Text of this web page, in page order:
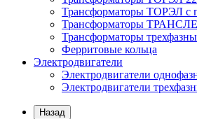
Трансформаторы ТОРЭЛ с
Трансформаторы
Трансформаторы
Ферритовые кольца
Электродвигатели
Электродвигатели
Электродвигатели
Назад